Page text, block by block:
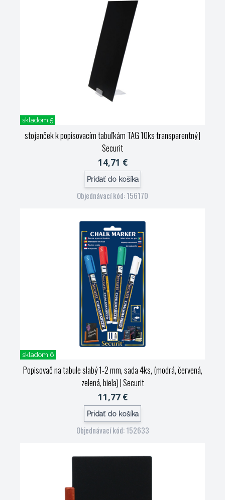
skladom 5
stojanček k popisovacím tabuľkám TAG 10ks transparentný|
Securit
14,71 €
Pridať do košíka
Objednávací kód: 156170
skladom 6
Popisovač na tabule slabý 1-2 mm, sada 4ks, (modrá, červená,
zelená, biela)| Securit
11,77 €
Pridať do košíka
Objednávací kód: 152633